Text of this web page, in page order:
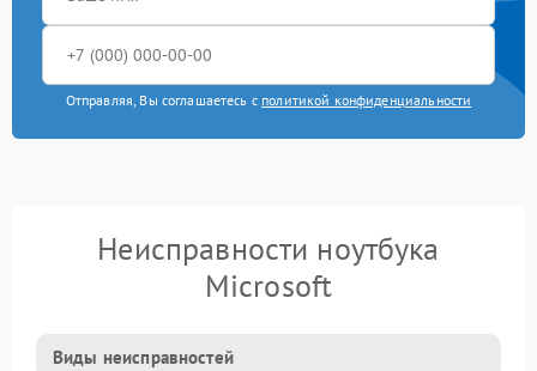
Отправляя, Вы соглашаетесь с политикой конфиденциальности
Неисправности ноутбука
Microsoft
Виды неисправностей